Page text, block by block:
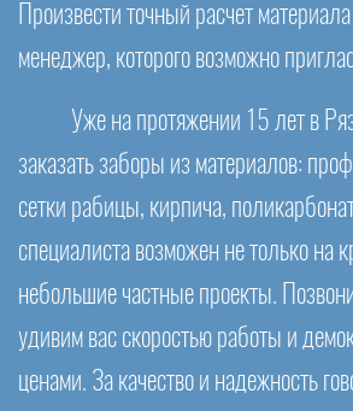
Произвести точный расчет
менеджер, которого возможно
Уже на протяжении 15 лет в
заказать заборы из материалов:
сетки рабицы, кирпича,
специалиста возможен не только на
небольшие частные проекты.
удивим вас скоростью работы и
ценами. За качество и надежность